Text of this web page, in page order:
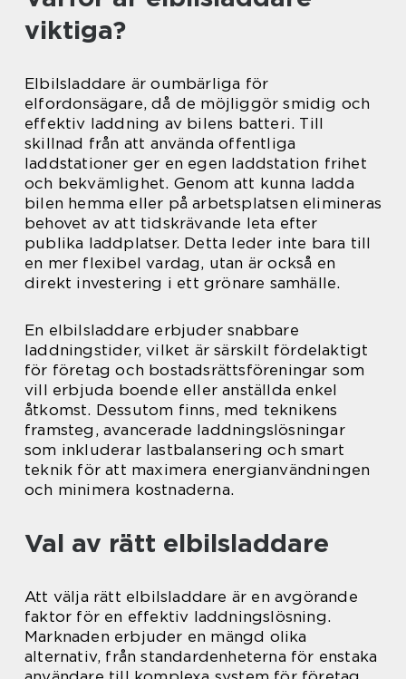
viktiga?
Elbilsladdare är oumbärliga för
elfordonsägare, då de möjliggör smidig och
effektiv laddning av bilens batteri. Till
skillnad från att använda offentliga
laddstationer ger en egen laddstation frihet
och bekvämlighet. Genom att kunna ladda
bilen hemma eller på arbetsplatsen elimineras
behovet av att tidskrävande leta efter
publika laddplatser. Detta leder inte bara till
en mer flexibel vardag, utan är också en
direkt investering i ett grönare samhälle.
En elbilsladdare erbjuder snabbare
laddningstider, vilket är särskilt fördelaktigt
för företag och bostadsrättsföreningar som
vill erbjuda boende eller anställda enkel
åtkomst. Dessutom finns, med teknikens
framsteg, avancerade laddningslösningar
som inkluderar lastbalansering och smart
teknik för att maximera energianvändningen
och minimera kostnaderna.
Val av rätt elbilsladdare
Att välja rätt elbilsladdare är en avgörande
faktor för en effektiv laddningslösning.
Marknaden erbjuder en mängd olika
alternativ, från standardenheterna för enstaka